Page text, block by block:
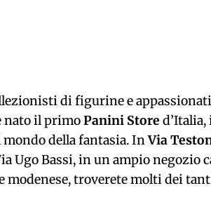
di figurine e
nato il primoPanini Store
della fantasia. InVia
Ugo Bassi, in un ampio negozio
modenese, troverete molti dei